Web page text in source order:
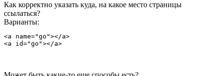
Как корректно указать куда, на какое место страницы
ссылаться?
Варианты:
<a name="go"></a>
<a id="go"></a>